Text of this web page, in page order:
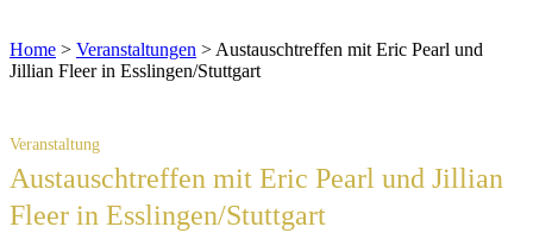
Home > Veranstaltungen > Austauschtreffen mit Eric Pearl und
Jillian Fleer in Esslingen/Stuttgart
Austauschtreffen mit Eric Pearl und Jillian
Fleer in Esslingen/Stuttgart